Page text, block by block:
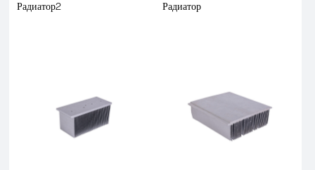
Радиатор2 Радиатор